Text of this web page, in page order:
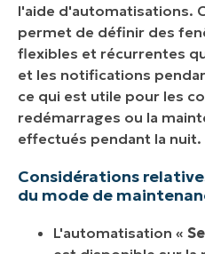
l'aide d'automatisations.
permet de définir des
flexibles et récurrentes
et les notifications
ce qui est utile pour les
redémarrages ou la
effectués pendant la nuit.
Considérations
du mode de
L'automatisation «